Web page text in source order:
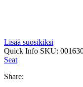
Lisää suosikiksi
Quick Info SKU:
Seat
Share: